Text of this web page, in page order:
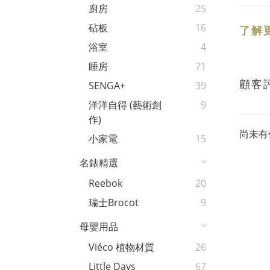
廚房
25
砧板
16
浴室
4
睡房
71
SENGA+
39
洋洋自得 (藝術創
作)
9
小家電
15
名錶精選
Reebok
20
瑞士Brocot
9
母嬰用品
Viéco 植物材質
26
Little Days
67
了解
顧客
尚未